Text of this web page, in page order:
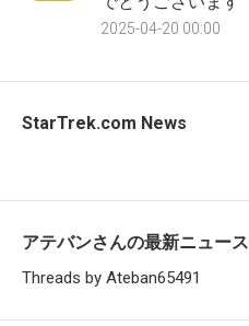
2025-04-20 00:00
StarTrek.com News
アテバンさんの最新ニュース
Threads by Ateban65491